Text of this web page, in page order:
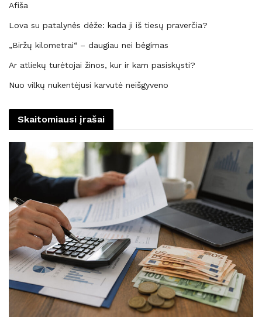
Afiša
Lova su patalynės dėže: kada ji iš tiesų praverčia?
„Biržų kilometrai“ – daugiau nei bėgimas
Ar atliekų turėtojai žinos, kur ir kam pasiskųsti?
Nuo vilkų nukentėjusi karvutė neišgyveno
Skaitomiausi įrašai